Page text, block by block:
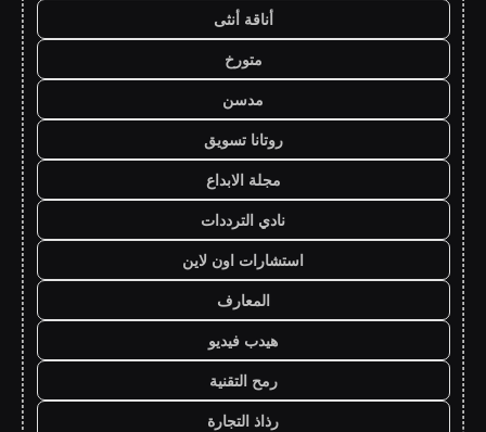
أناقة أنثى
متورخ
مدسن
روتانا تسويق
مجلة الابداع
نادي الترددات
استشارات اون لاين
المعارف
هيدب فيديو
رمح التقنية
رذاذ التجارة